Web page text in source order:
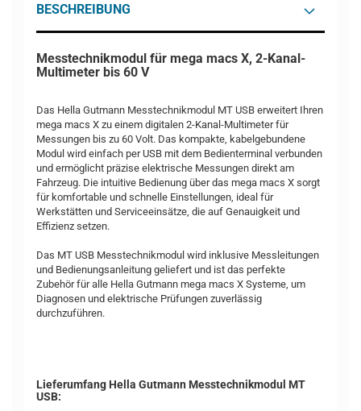
BESCHREIBUNG
Messtechnikmodul für mega macs X, 2-Kanal-
Multimeter bis 60 V
Das Hella Gutmann Messtechnikmodul MT USB erweitert Ihren
mega macs X zu einem digitalen 2-Kanal-Multimeter für
Messungen bis zu 60 Volt. Das kompakte, kabelgebundene
Modul wird einfach per USB mit dem Bedienterminal verbunden
und ermöglicht präzise elektrische Messungen direkt am
Fahrzeug. Die intuitive Bedienung über das mega macs X sorgt
für komfortable und schnelle Einstellungen, ideal für
Werkstätten und Serviceeinsätze, die auf Genauigkeit und
Effizienz setzen.
Das MT USB Messtechnikmodul wird inklusive Messleitungen
und Bedienungsanleitung geliefert und ist das perfekte
Zubehör für alle Hella Gutmann mega macs X Systeme, um
Diagnosen und elektrische Prüfungen zuverlässig
durchzuführen.
Lieferumfang Hella Gutmann Messtechnikmodul MT
USB: